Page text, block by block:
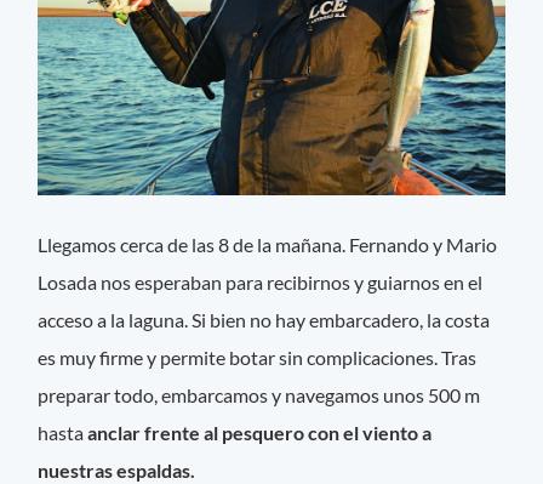
Llegamos cerca de las 8 de la mañana. Fernando y Mario
Losada nos esperaban para recibirnos y guiarnos en el
acceso a la laguna. Si bien no hay embarcadero, la costa
es muy firme y permite botar sin complicaciones. Tras
preparar todo, embarcamos y navegamos unos 500 m
hastaanclar frente al pesquero con el viento a
nuestras espaldas.